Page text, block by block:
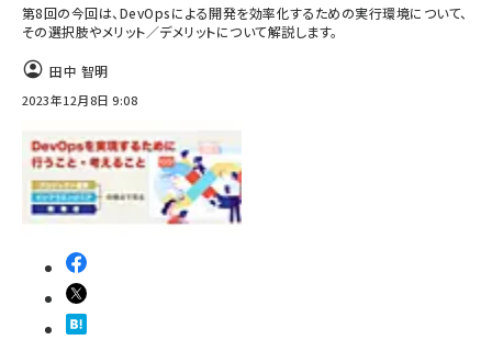
第8回の今回は、DevOpsによる開発を効率化するための実行環境について、
その選択肢やメリット／デメリットについて解説します。
田中 智明
2023年12月8日 9:08